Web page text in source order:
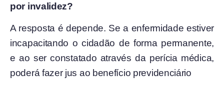
por invalidez?
A resposta é depende. Se a enfermidade estiver
incapacitando o cidadão de forma permanente,
e ao ser constatado através da perícia médica,
poderá fazer jus ao benefício previdenciário